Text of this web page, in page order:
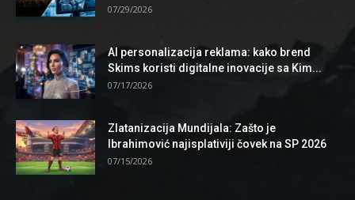
07/29/2026
AI personalizacija reklama: kako brend
Skims koristi digitalne inovacije sa Kim...
07/17/2026
Zlatanizacija Mundijala: Zašto je
Ibrahimović najisplativiji čovek na SP 2026
07/15/2026